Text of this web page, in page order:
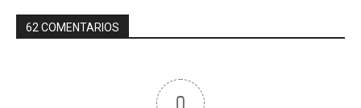
62 COMENTARIOS